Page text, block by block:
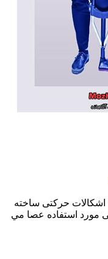
حرکتی ساخته
مورد استفاده عصا مي